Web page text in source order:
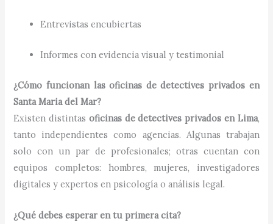
Entrevistas encubiertas
Informes con evidencia visual y testimonial
¿Cómo funcionan las oficinas de detectives privados en
Santa Maria del Mar?
Existen distintas oficinas de detectives privados en Lima,
tanto independientes como agencias. Algunas trabajan
solo con un par de profesionales; otras cuentan con
equipos completos: hombres, mujeres, investigadores
digitales y expertos en psicología o análisis legal.
¿Qué debes esperar en tu primera cita?